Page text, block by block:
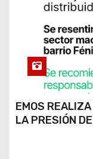
EMOS
LA PRESIÓN